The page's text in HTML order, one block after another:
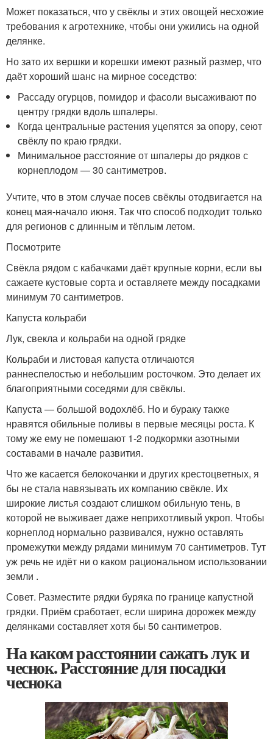
Может показаться, что у свёклы и этих овощей несхожие
требования к агротехнике, чтобы они ужились на одной
делянке.
Но зато их вершки и корешки имеют разный размер, что
даёт хороший шанс на мирное соседство:
Рассаду огурцов, помидор и фасоли высаживают по
центру грядки вдоль шпалеры.
Когда центральные растения уцепятся за опору, сеют
свёклу по краю грядки.
Минимальное расстояние от шпалеры до рядков с
корнеплодом — 30 сантиметров.
Учтите, что в этом случае посев свёклы отодвигается на
конец мая-начало июня. Так что способ подходит только
для регионов с длинным и тёплым летом.
Посмотрите
Свёкла рядом с кабачками даёт крупные корни, если вы
сажаете кустовые сорта и оставляете между посадками
минимум 70 сантиметров.
Капуста кольраби
Лук, свекла и кольраби на одной грядке
Кольраби и листовая капуста отличаются
раннеспелостью и небольшим росточком. Это делает их
благоприятными соседями для свёклы.
Капуста — большой водохлёб. Но и бураку также
нравятся обильные поливы в первые месяцы роста. К
тому же ему не помешают 1-2 подкормки азотными
составами в начале развития.
Что же касается белокочанки и других крестоцветных, я
бы не стала навязывать их компанию свёкле. Их
широкие листья создают слишком обильную тень, в
которой не выживает даже неприхотливый укроп. Чтобы
корнеплод нормально развивался, нужно оставлять
промежутки между рядами минимум 70 сантиметров. Тут
уж речь не идёт ни о каком рациональном использовании
земли .
Совет. Разместите рядки буряка по границе капустной
грядки. Приём сработает, если ширина дорожек между
делянками составляет хотя бы 50 сантиметров.
На каком расстоянии сажать лук и
чеснок. Расстояние для посадки
чеснока